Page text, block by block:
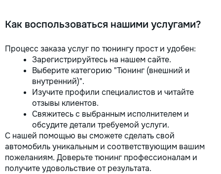
Как воспользоваться нашими услугами?
Процесс заказа услуг по тюнингу прост и удобен:
Зарегистрируйтесь на нашем сайте.
Выберите категорию "Тюнинг (внешний и
внутренний)".
Изучите профили специалистов и читайте
отзывы клиентов.
Свяжитесь с выбранным исполнителем и
обсудите детали требуемой услуги.
С нашей помощью вы сможете сделать свой
автомобиль уникальным и соответствующим вашим
пожеланиям. Доверьте тюнинг профессионалам и
получите удовольствие от результата.